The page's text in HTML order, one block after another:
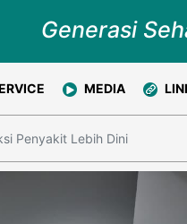
Generasi
MEDIA
Penyakit Lebih Dini